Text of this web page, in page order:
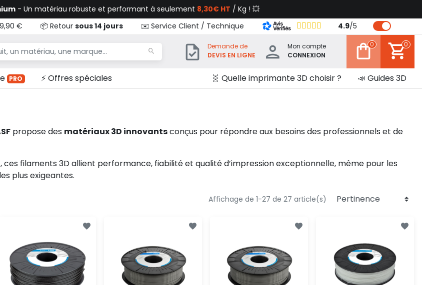
- Un matériau robuste et performant à seulement 8,30€ HT / Kg ! 💥
€ 📦 Retour sous 14 jours ✉️ Service Client / Technique 4.9/5
Demande de
DEVIS EN LIGNE
Mon compte
CONNEXION
0 0
PRO ⚡ Offres spéciales 🧬 Quelle imprimante 3D choisir ? 📣 Guides 3D
propose des matériaux 3D innovantsconçus pour répondre aux besoins des professionnels et de
ces filaments 3D allient performance, fiabilité et qualité d’impression exceptionnelle, même pour les
plus exigeantes.
Affichage de 1-27 de 27 article(s)